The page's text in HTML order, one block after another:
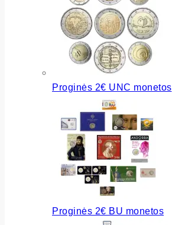
Proginės 2€ UNC monetos
Proginės 2€ BU monetos